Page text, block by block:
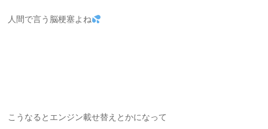
人間で言う脳梗塞よね
こうなるとエンジン載せ替えとかになって